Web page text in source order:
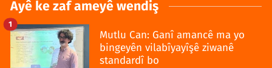
Ayê ke zaf ameyê wendiş
Mutlu Can: Ganî amancê ma yo
bingeyên vilabîyayîşê ziwanê
standardî bo
1